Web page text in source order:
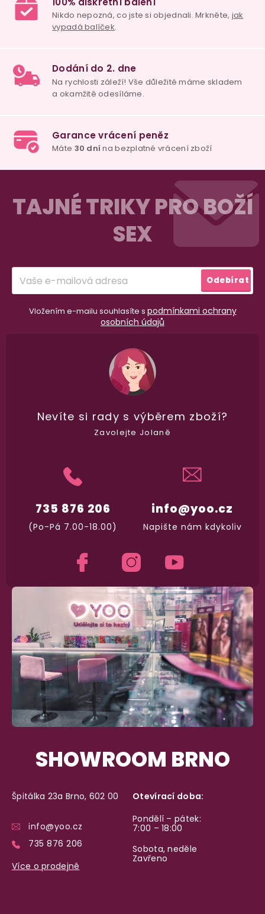
98% spokojenost
recenzí ověřených zakazníků
vypadá balíček
Na rychlosti záleží! Vše důležité máme
Garance vrácení peněz
Máte30 dnína bezplatné vrácení zboží
TAJNÉ TRIKY PRO BOŽÍ
SEX
Vložením e-mailu souhlasíte s podmínkami ochrany
osobních údajů
Přihlásit
se
Odebírat
info@yoo.cz
Napište nám kdykoliv
735 876 206
(Po-Pá 7.00-18.00)
Nevíte si rady s výběrem zboží?
Zavolejte Jolaně
SHOWROOM BRNO
Špitálka 23a Brno, 602 00
info@yoo.cz
735 876 206
Více o prodejně
Otevírací doba:
Pondělí – pátek:
7:00 – 18:00
Sobota, neděle
Zavřeno